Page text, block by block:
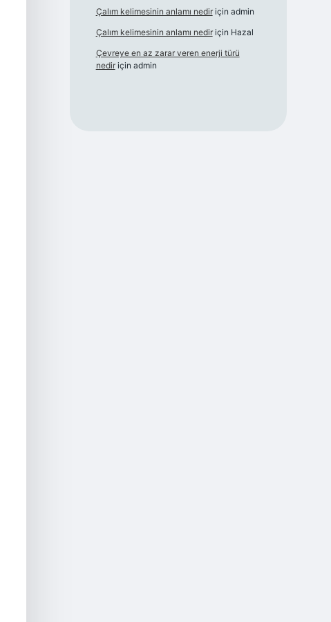
Çalım kelimesinin anlamı nediriçin admin
Çalım kelimesinin anlamı nediriçin Hazal
Çevreye en az zarar veren enerji türü
nediriçin admin